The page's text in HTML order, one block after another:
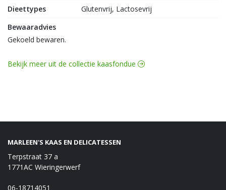
Dieettypes
Glutenvrij, Lactosevrij
Bewaaradvies
Gekoeld bewaren.
Bekijk meer uit de collectie kaasfondue
MARLEEN'S KAAS EN DELICATESSEN
Terpstraat 37 a
1771AC Wieringerwerf
06-18714051